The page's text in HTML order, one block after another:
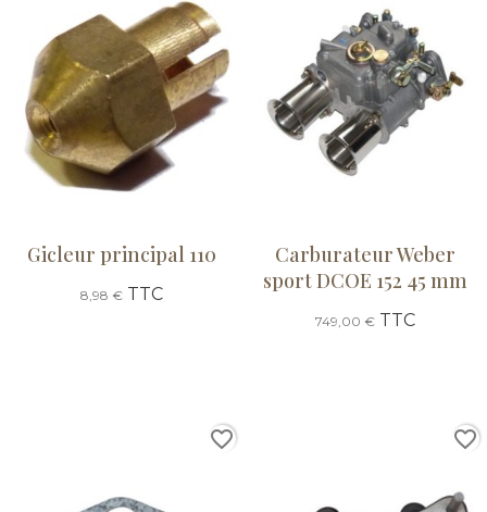
Gicleur principal 110
8,98 € TTC
Carburateur Weber
sport DCOE 152 45 mm
749,00 € TTC
favorite_border favorite_border